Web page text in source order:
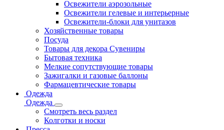
Освежители аэрозольные
Освежители гелевые и интерьерные
Освежители-блоки для унитазов
Хозяйственные товары
Посуда
Товары для декора Сувениры
Бытовая техника
Мелкие сопутствующие товары
Зажигалки и газовые баллоны
Фармацевтические товары
Одежда
Одежда
Смотреть весь раздел
Колготки и носки